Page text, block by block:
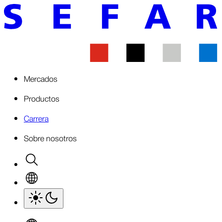
Mercados
Productos
Carrera
Sobre nosotros